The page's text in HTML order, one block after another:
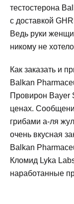
тестостерона
с доставкой
Ведь руки
никому не
Как заказать и
Balkan
Провирон Bayer
ценах.
грибами а-ля
очень вкусная
Balkan
Кломид Lyka
наработанные